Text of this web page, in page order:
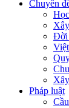
Chuyên
Đời
Pháp luật